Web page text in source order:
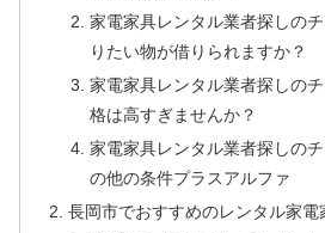
家電家具レンタル業者探しの
りたい物が借りられますか？
家電家具レンタル業者探しの
格は高すぎませんか？
家電家具レンタル業者探しの
の他の条件プラスアルファ
長岡市でおすすめのレンタル家電